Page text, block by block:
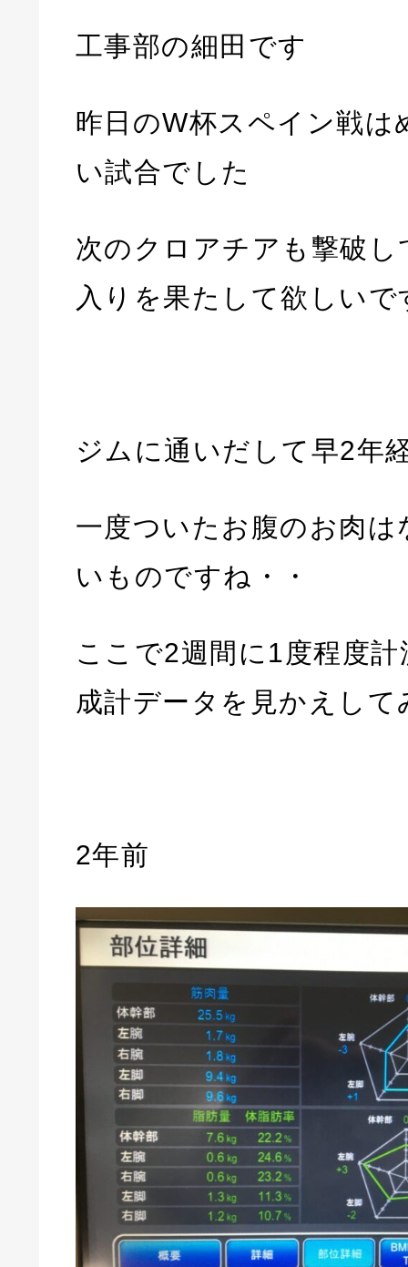
工事部の細田です
昨日のW杯スペイン戦は
い試合でした
次のクロアチアも撃破
入りを果たして欲しいで
ジムに通いだして早2年
一度ついたお腹のお肉
いものですね・・
ここで2週間に1度程度
成計データを見かえして
2年前